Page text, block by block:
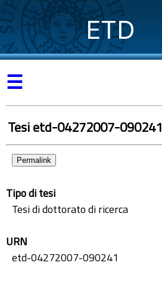
ETD
☰
Tesi etd-04272007-090241
Permalink
Tipo di tesi
Tesi di dottorato di ricerca
URN
etd-04272007-090241